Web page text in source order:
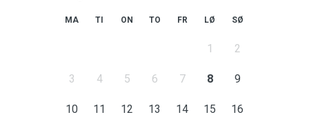
MA TI ON TO FR LØ SØ
1 2
3 4 5 6 7 8 9
10 11 12 13 14 15 16